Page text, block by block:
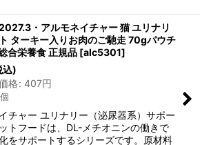
・アルモネイチャー 猫 ユリナリ
ターキー入りお肉のご馳走 70gパウチ
合栄養食 正規品 [alc5301]
込)
格: 407円
チャー ユリナリー（泌尿器系）サポー
トフードは、DL-メチオニンの働きで
をサポートするシリーズです。原材料